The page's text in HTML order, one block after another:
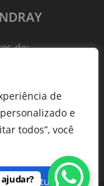
de
e
todos”, você
Aceitar tudo
de:
ajudar?